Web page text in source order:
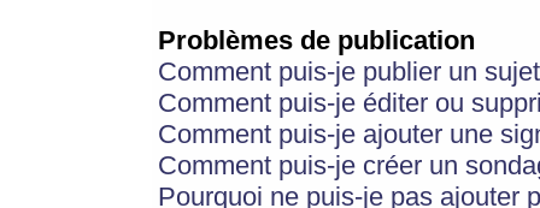
Problèmes de publication
Comment puis-je publier un
Comment puis-je éditer ou
Comment puis-je ajouter une
Comment puis-je créer un
Pourquoi ne puis-je pas ajouter